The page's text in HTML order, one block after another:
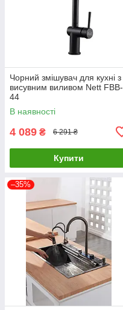
Чорний змішувач для кухні з
висувним виливом Nett FBB-
44
В наявності
4 089 ₴ 6 291 ₴
Купити
–35%